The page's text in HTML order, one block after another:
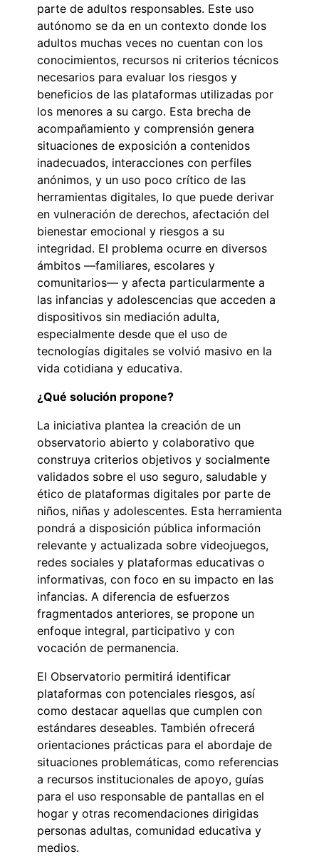
parte de adultos responsables. Este uso
autónomo se da en un contexto donde los
adultos muchas veces no cuentan con los
conocimientos, recursos ni criterios técnicos
necesarios para evaluar los riesgos y
beneficios de las plataformas utilizadas por
los menores a su cargo. Esta brecha de
acompañamiento y comprensión genera
situaciones de exposición a contenidos
inadecuados, interacciones con perfiles
anónimos, y un uso poco crítico de las
herramientas digitales, lo que puede derivar
en vulneración de derechos, afectación del
bienestar emocional y riesgos a su
integridad. El problema ocurre en diversos
ámbitos —familiares, escolares y
comunitarios— y afecta particularmente a
las infancias y adolescencias que acceden a
dispositivos sin mediación adulta,
especialmente desde que el uso de
tecnologías digitales se volvió masivo en la
vida cotidiana y educativa.
¿Qué solución propone?
La iniciativa plantea la creación de un
observatorio abierto y colaborativo que
construya criterios objetivos y socialmente
validados sobre el uso seguro, saludable y
ético de plataformas digitales por parte de
niños, niñas y adolescentes. Esta herramienta
pondrá a disposición pública información
relevante y actualizada sobre videojuegos,
redes sociales y plataformas educativas o
informativas, con foco en su impacto en las
infancias. A diferencia de esfuerzos
fragmentados anteriores, se propone un
enfoque integral, participativo y con
vocación de permanencia.
El Observatorio permitirá identificar
plataformas con potenciales riesgos, así
como destacar aquellas que cumplen con
estándares deseables. También ofrecerá
orientaciones prácticas para el abordaje de
situaciones problemáticas, como referencias
a recursos institucionales de apoyo, guías
para el uso responsable de pantallas en el
hogar y otras recomendaciones dirigidas
personas adultas, comunidad educativa y
medios.